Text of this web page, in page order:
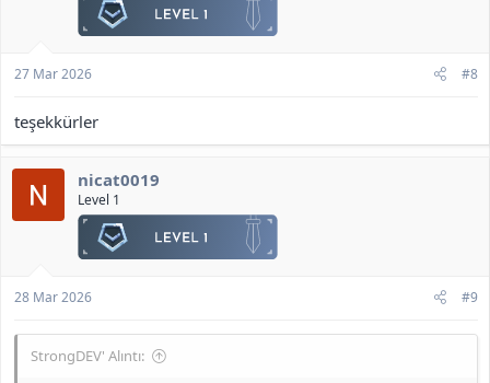
27 Mar 2026 #8
teşekkürler
nicat0019
Level 1
28 Mar 2026 #9
StrongDEV' Alıntı: